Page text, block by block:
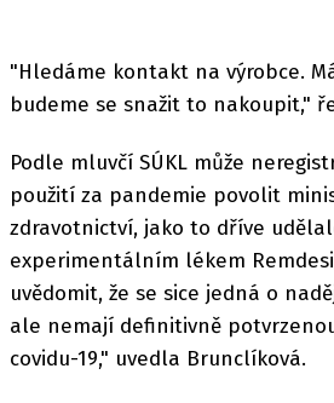
"Hledáme kontakt na výrobce.
budeme se snažit to nakoupit,"
Podle mluvčí SÚKL může
použití za pandemie povolit
zdravotnictví, jako to dříve
experimentálním lékem
uvědomit, že se sice jedná o
ale nemají definitivně
covidu-19," uvedla Brunclíková.